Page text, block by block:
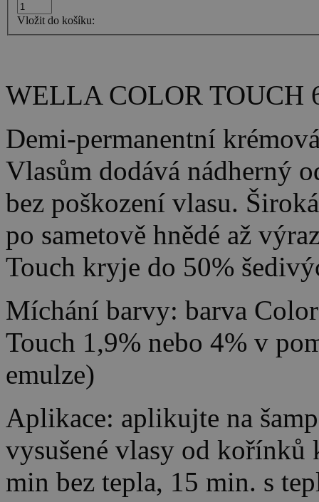
Vložit do košíku:
WELLA COLOR TOUCH
Demi-permanentní
Vlasům dodává nádherný
bez poškození vlasu.
po sametově hnědé až
Touch kryje do 50%
Míchání barvy: barva
Touch 1,9% nebo 4% v
emulze)
Aplikace: aplikujte na
vysušené vlasy od kořínků
min bez tepla, 15 min. s